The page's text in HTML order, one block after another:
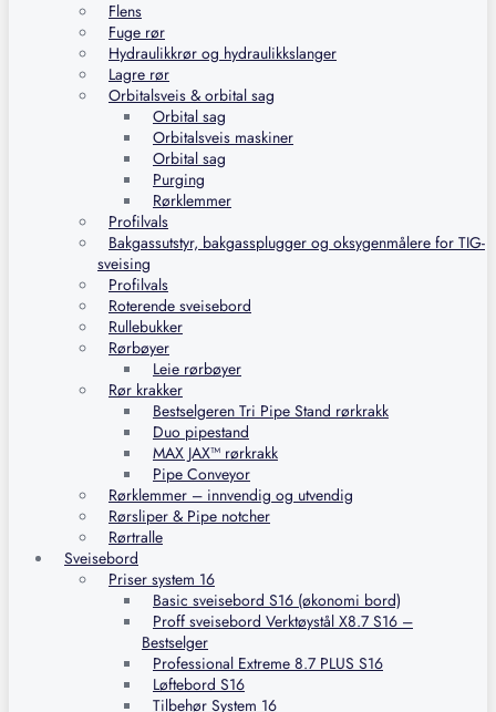
Flens
Fuge rør
Hydraulikkrør og hydraulikkslanger
Lagre rør
Orbitalsveis & orbital sag
Orbital sag
Orbitalsveis maskiner
Orbital sag
Purging
Rørklemmer
Profilvals
Bakgassutstyr, bakgassplugger og oksygenmålere for TIG-
sveising
Profilvals
Roterende sveisebord
Rullebukker
Rørbøyer
Leie rørbøyer
Rør krakker
Bestselgeren Tri Pipe Stand rørkrakk
Duo pipestand
MAX JAX™ rørkrakk
Pipe Conveyor
Rørklemmer – innvendig og utvendig
Rørsliper & Pipe notcher
Rørtralle
Sveisebord
Priser system 16
Basic sveisebord S16 (økonomi bord)
Proff sveisebord Verktøystål X8.7 S16 –
Bestselger
Professional Extreme 8.7 PLUS S16
Løftebord S16
Tilbehør System 16